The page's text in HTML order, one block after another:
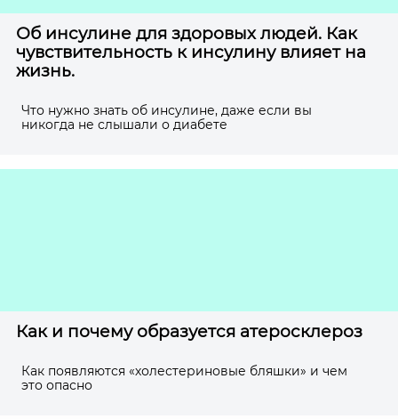
Об инсулине для здоровых людей. Как
чувствительность к инсулину влияет на
жизнь.
Что нужно знать об инсулине, даже если вы
никогда не слышали о диабете
Как и почему образуется атеросклероз
Как появляются «холестериновые бляшки» и чем
это опасно